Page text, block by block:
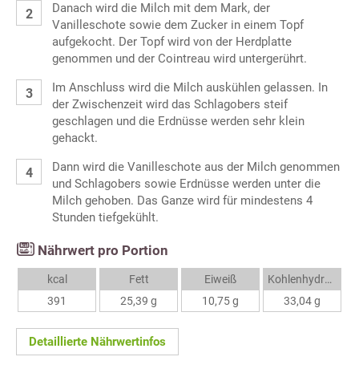
Danach wird die Milch mit dem Mark, der
Vanilleschote sowie dem Zucker in einem Topf
aufgekocht. Der Topf wird von der Herdplatte
genommen und der Cointreau wird untergerührt.
Im Anschluss wird die Milch auskühlen gelassen. In
der Zwischenzeit wird das Schlagobers steif
geschlagen und die Erdnüsse werden sehr klein
gehackt.
Dann wird die Vanilleschote aus der Milch genommen
und Schlagobers sowie Erdnüsse werden unter die
Milch gehoben. Das Ganze wird für mindestens 4
Stunden tiefgekühlt.
Nährwert pro Portion
kcal
391
Fett
25,39 g
Eiweiß
10,75 g
Kohlenhydrate
33,04 g
Detaillierte Nährwertinfos